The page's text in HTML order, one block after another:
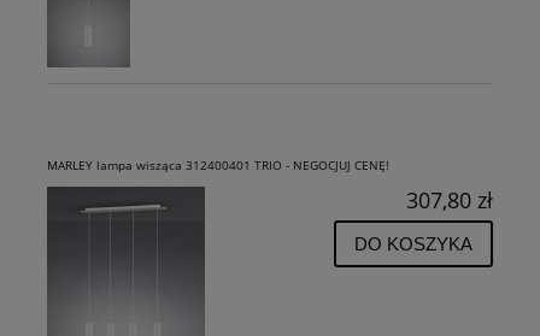
MARLEY lampa wisząca 312400401 TRIO - NEGOCJUJ CENĘ!
307,80 zł
DO KOSZYKA